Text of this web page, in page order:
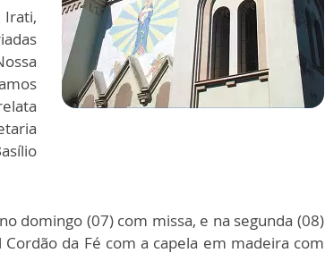
domingo (07) com missa, e na segunda (08)
da Fé com a capela em madeira com